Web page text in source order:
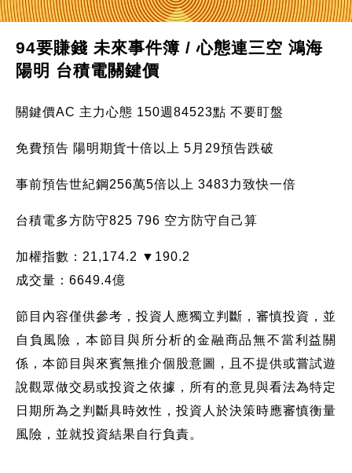
94要賺錢 未來事件簿 / 心態連三空 鴻海
陽明 台積電關鍵價
關鍵價AC 主力心態 150週84523點 不要盯盤
免費預告 陽明期貨十倍以上 5月29預告跌破
事前預告世紀鋼256萬5倍以上 3483力致快一倍
台積電多方防守825 796 空方防守自己算
加權指數：21,174.2 ▼190.2
成交量：6649.4億
節目內容僅供參考，投資人應獨立判斷，審慎投資，並
自負風險，本節目與所分析的金融商品無不當利益關
係，本節目與來賓無推介個股意圖，且不提供或嘗試遊
說觀眾做交易或投資之依據，所有的意見與看法為特定
日期所為之判斷具時效性，投資人於決策時應審慎衡量
風險，並就投資結果自行負責。